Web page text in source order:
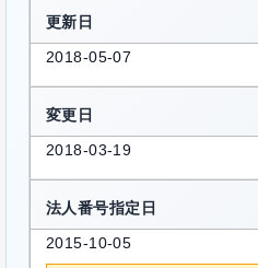
更新日
2018-05-07
変更日
2018-03-19
法人番号指定日
2015-10-05